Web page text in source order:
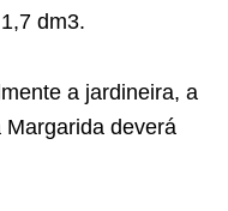
dm3.
a jardineira, a
deverá